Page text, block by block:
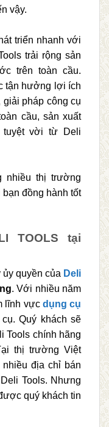
vậy.
triển nhanh với
trải rộng sản
trên toàn cầu.
tận hưởng lợi ích
giải pháp công cụ
cầu, sản xuất
vời từ Deli
nhiều thị trường
đồng hành tốt
TOOLS tại
quyền của Deli
. Với nhiều năm
lĩnh vực dụng cụ
Quý khách sẽ
Tools chính hãng
thị trường Việt
địa chỉ bán
Tools. Nhưng
quý khách tin